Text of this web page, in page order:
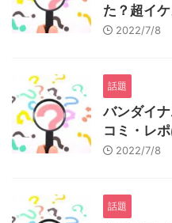
た？超イ
2022/7/8
話題
バンダイ
コミ・レ
2022/7/8
話題